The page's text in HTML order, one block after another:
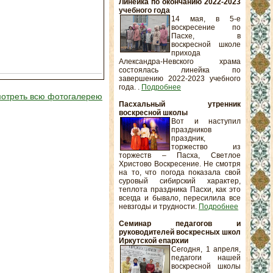
всю фотогалерею
Линейка по окончанию 2022-2023
учебного года
14 мая, в 5-е
воскресение по
Пасхе, в
воскресной школе
прихода
Александра-Невского храма
состоялась линейка по
завершению 2022-2023 учебного
года. . Подробнее
Пасхальный утренник
воскресной школы
Вот и наступил
праздников
праздник,
торжество из
торжеств – Пасха, Светлое
Христово Воскресение. Не смотря
на то, что погода показала свой
суровый сибирский характер,
теплота праздника Пасхи, как это
всегда и бывало, пересилила все
невзгоды и трудности. Подробнее
Семинар педагогов и
руководителей воскресных школ
Иркутской епархии
Сегодня, 1 апреля,
педагоги нашей
воскресной школы